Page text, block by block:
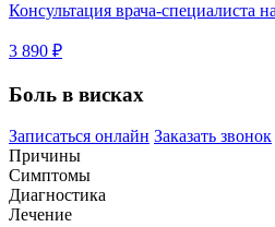
Консультация врача-
3 890 ₽
Боль в висках
Записаться онлайн Заказать звонок
Причины
Симптомы
Диагностика
Лечение